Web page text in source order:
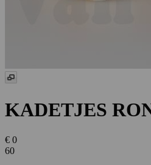
KADETJES
€ 0
60